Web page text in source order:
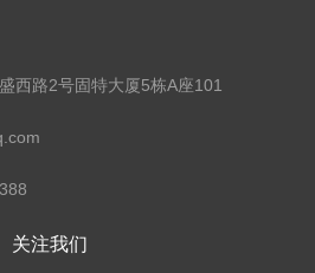
西路2号固特大厦5栋A座101
关注我们